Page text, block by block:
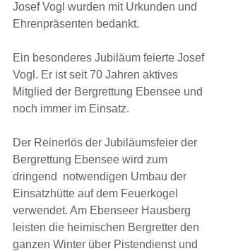
Josef Vogl wurden mit Urkunden und
Ehrenpräsenten bedankt.
Ein besonderes Jubiläum feierte Josef
Vogl. Er ist seit 70 Jahren aktives
Mitglied der Bergrettung Ebensee und
noch immer im Einsatz.
Der Reinerlös der Jubiläumsfeier der
Bergrettung Ebensee wird zum
dringend  notwendigen Umbau der
Einsatzhütte auf dem Feuerkogel
verwendet. Am Ebenseer Hausberg
leisten die heimischen Bergretter den
ganzen Winter über Pistendienst und